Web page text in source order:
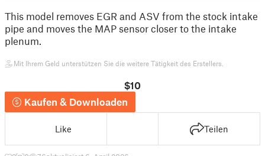
This model removes EGR and ASV from the stock intake
pipe and moves the MAP sensor closer to the intake
plenum.
Mit Ihrem Geld unterstützen Sie die weitere Tätigkeit des Erstellers.
$10
Kaufen & Downloaden
Like Teilen